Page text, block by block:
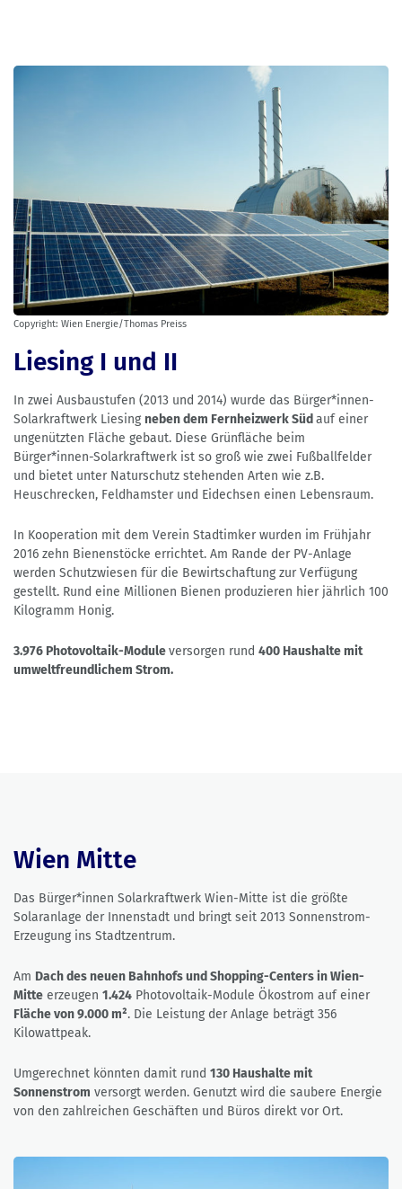
Copyright: Wien Energie/Thomas Preiss
Liesing I und II
In zwei Ausbaustufen (2013 und 2014) wurde das Bürger*innen-
Solarkraftwerk Liesing neben dem Fernheizwerk Südauf einer
ungenützten Fläche gebaut. Diese Grünfläche beim
Bürger*innen-Solarkraftwerk ist so groß wie zwei Fußballfelder
und bietet unter Naturschutz stehenden Arten wie z.B.
Heuschrecken, Feldhamster und Eidechsen einen Lebensraum.
In Kooperation mit dem Verein Stadtimker wurden im Frühjahr
2016 zehn Bienenstöcke errichtet. Am Rande der PV-Anlage
werden Schutzwiesen für die Bewirtschaftung zur Verfügung
gestellt. Rund eine Millionen Bienen produzieren hier jährlich 100
Kilogramm Honig.
3.976 Photovoltaik-Moduleversorgen rund 400 Haushalte mit
umweltfreundlichem Strom.
Wien Mitte
Das Bürger*innen Solarkraftwerk Wien-Mitte ist die größte
Solaranlage der Innenstadt und bringt seit 2013 Sonnenstrom-
Erzeugung ins Stadtzentrum.
Am Dach des neuen Bahnhofs und Shopping-Centers in Wien-
Mitte erzeugen 1.424 Photovoltaik-Module Ökostrom auf einer
Fläche von 9.000 m². Die Leistung der Anlage beträgt 356
Kilowattpeak.
Umgerechnet könnten damit rund 130 Haushalte mit
Sonnenstrom versorgt werden. Genutzt wird die saubere Energie
von den zahlreichen Geschäften und Büros direkt vor Ort.